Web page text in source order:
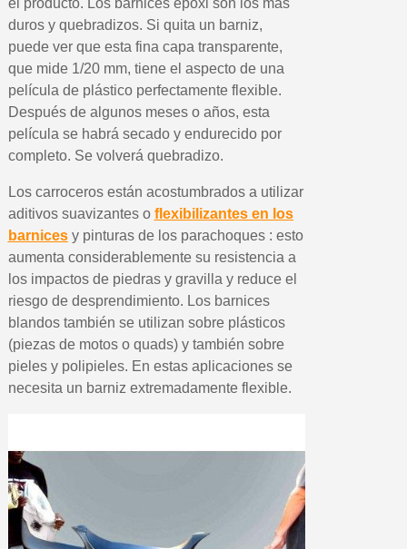
Paga en 4 plazos sin
Obtenga su presupuesto
Gana puntos de
duros y quebradizos. Si quita un barniz,
puede ver que esta fina capa transparente,
que mide 1/20 mm, tiene el aspecto de una
película de plástico perfectamente flexible.
Después de algunos meses o años, esta
película se habrá secado y endurecido por
completo. Se volverá quebradizo.
Los carroceros están acostumbrados a utilizar
aditivos suavizantes o flexibilizantes en los
barnicesy pinturas de los parachoques : esto
aumenta considerablemente su resistencia a
los impactos de piedras y gravilla y reduce el
riesgo de desprendimiento. Los barnices
blandos también se utilizan sobre plásticos
(piezas de motos o quads) y también sobre
pieles y polipieles. En estas aplicaciones se
necesita un barniz extremadamente flexible.